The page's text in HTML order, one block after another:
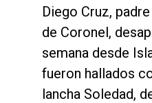
Diego Cruz,
de Coronel,
semana desde
fueron hallados
lancha Soledad,